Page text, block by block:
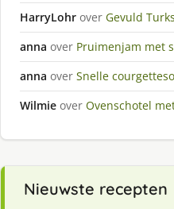
HarryLohr over Gevuld
anna over Pruimenjam met
anna over Snelle
Wilmie over Ovenschotel
Nieuwste recepten